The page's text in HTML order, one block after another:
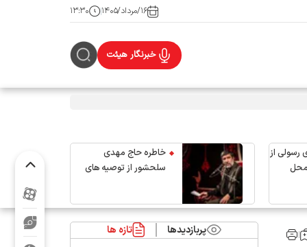
۱۶/مرداد/۱۴۰۵ ۱۳:۳۰
خبرنگار هیئت
از
خاطره حاج مهدی
سلحشور از توصیه های
پربازدیدها تازه ها